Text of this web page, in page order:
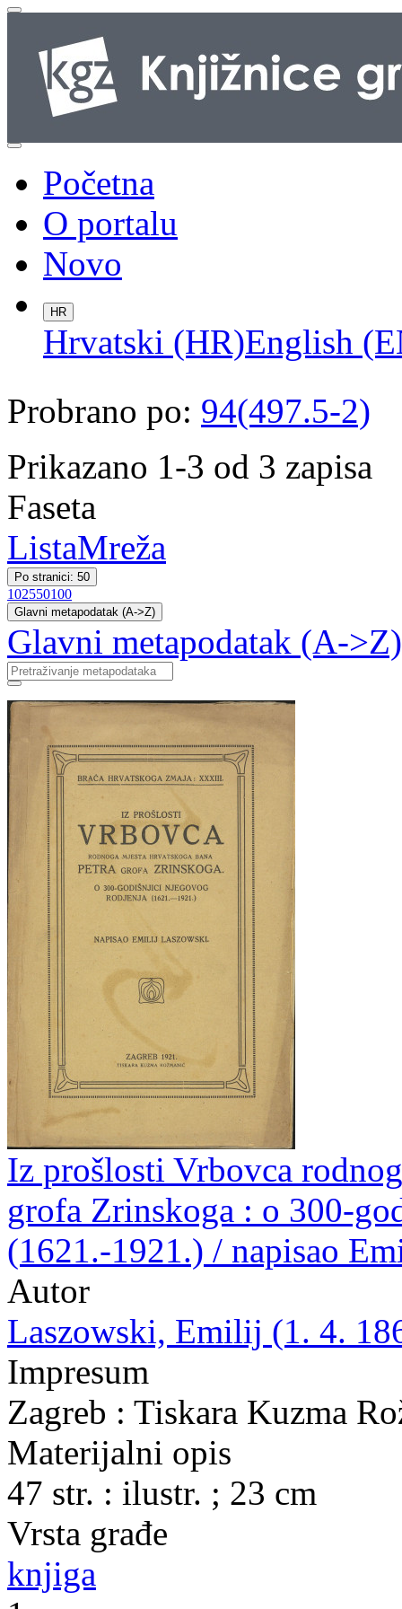
Početna
O portalu
Novo
HR
Hrvatski (HR)English
Probrano po: 94(497.5-2)
Prikazano 1-3 od 3 zapisa
Faseta
ListaMreža
Po stranici: 50
102550100
Glavni metapodatak (A->Z)
Glavni metapodatak (A->Z)
Iz prošlosti Vrbovca
grofa Zrinskoga : o 300-
(1621.-1921.) / napisao
Autor
Laszowski, Emilij (1. 4.
Impresum
Zagreb : Tiskara Kuzma
Materijalni opis
47 str. : ilustr. ; 23 cm
Vrsta građe
knjiga